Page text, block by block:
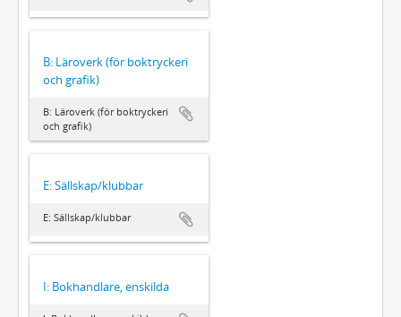
B: Läroverk (för boktryckeri
och grafik)
B: Läroverk (för boktryckeri
och grafik)
E: Sällskap/klubbar
E: Sällskap/klubbar
I: Bokhandlare, enskilda